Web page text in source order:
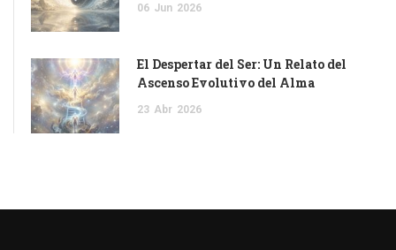
06 Jun 2026
El Despertar del Ser: Un Relato del
Ascenso Evolutivo del Alma
23 Abr 2026